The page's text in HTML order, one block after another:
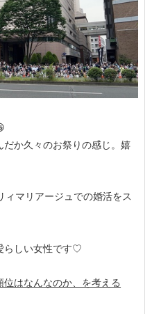
か久々のお祭りの感じ。嬉
ィマリアージュでの婚活をス
らしい女性です♡
はなんなのか、を考える